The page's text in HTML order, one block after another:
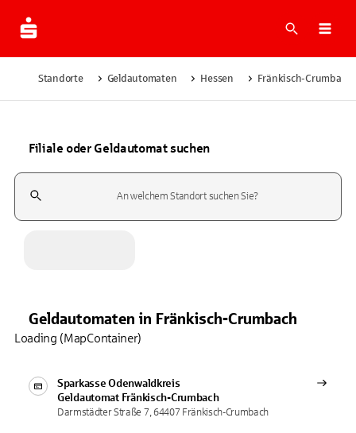
Suche
Standorte Geldautomaten Hessen Fränkisch-Crumbach
Filiale oder Geldautomat suchen
Suchfeld
Geldautomaten in Fränkisch-Crumbach
Sparkasse Odenwaldkreis
Geldautomat Fränkisch-Crumbach
Darmstädter Straße 7, 64407 Fränkisch-Crumbach
Loading (MapContainer)